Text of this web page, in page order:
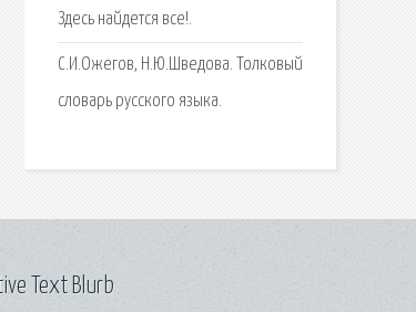
Здесь найдется все!.
С.И.Ожегов, Н.Ю.Шведова. Толковый
словарь русского языка.
Text Blurb